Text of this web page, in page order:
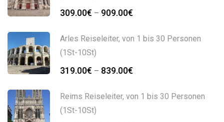
309.00€ – 909.00€
Arles Reiseleiter, von 1 bis 30 Personen
(1St-10St)
319.00€ – 839.00€
Reims Reiseleiter, von 1 bis 30 Personen
(1St-10St)